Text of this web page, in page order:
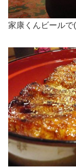
家康くんビール